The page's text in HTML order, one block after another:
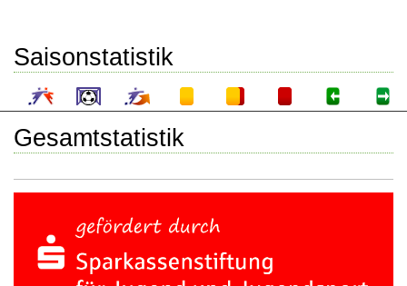
Saisonstatistik
Gesamtstatistik